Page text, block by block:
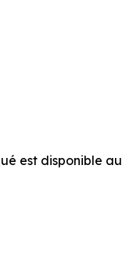
est disponible au